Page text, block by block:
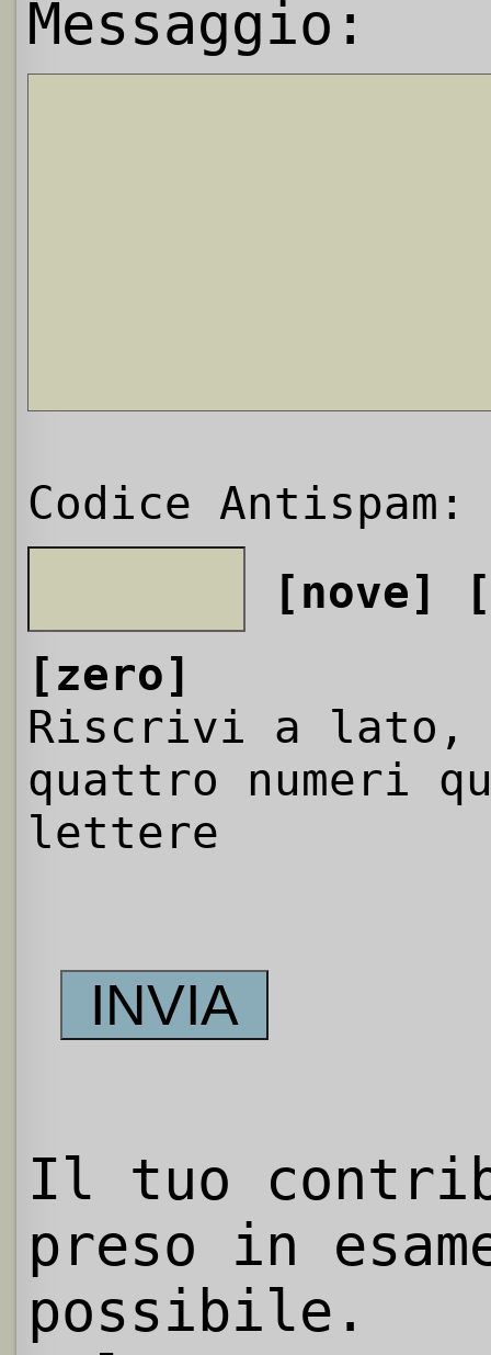
Messaggio:
Codice Antispam:
[nove]
[zero]
Riscrivi a
quattro numeri
lettere
Il tuo
preso in
possibile.